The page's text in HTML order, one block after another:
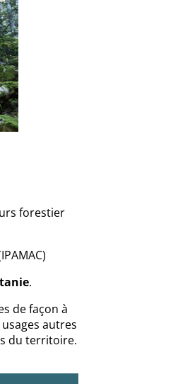
forestier
.
de façon à
autres
du territoire.